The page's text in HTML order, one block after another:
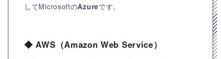
してMicrosoftのAzureです。
◆ AWS（Amazon Web Service）